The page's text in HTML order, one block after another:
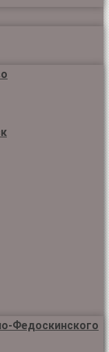
Федоскинского